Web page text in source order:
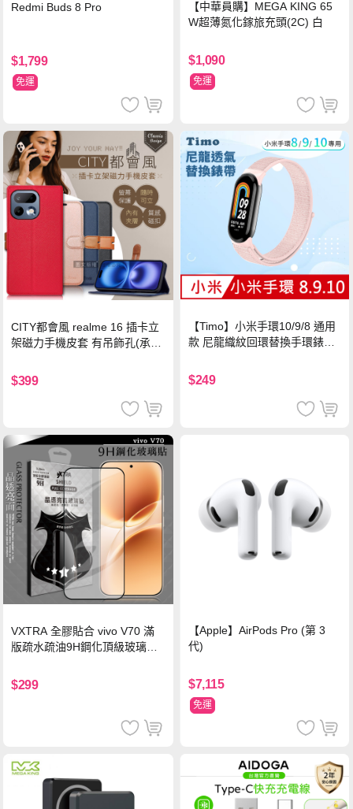
Redmi Buds 8 Pro
$1,799
免運
【中華員購】MEGA KING 65
W超薄氮化鎵旅充頭(2C) 白
$1,090
免運
CITY都會風 realme 16 插卡立
架磁力手機皮套 有吊飾孔(承諾
$399
【Timo】小米手環10/9/8 通用
款 尼龍織紋回環替換手環錶帶-
$249
VXTRA 全膠貼合 vivo V70 滿
版疏水疏油9H鋼化頂級玻璃貼
$299
【Apple】AirPods Pro (第 3
代)
$7,115
免運